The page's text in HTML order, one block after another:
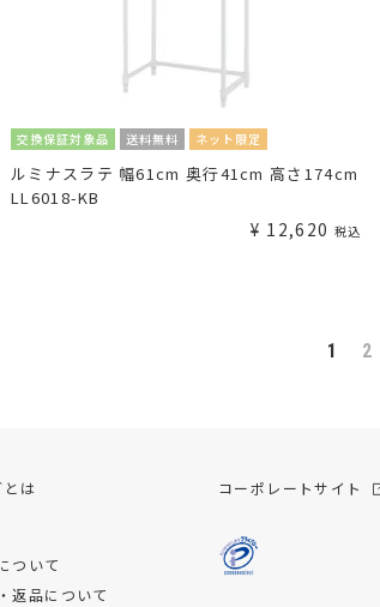
交換保証対象品 送料無料 ネット限定
ルミナスラテ 幅61cm 奥行41cm 高さ174cm
LL6018-KB
¥ 12,620 税込
1 2
は
ついて
返品について
コーポレートサイト